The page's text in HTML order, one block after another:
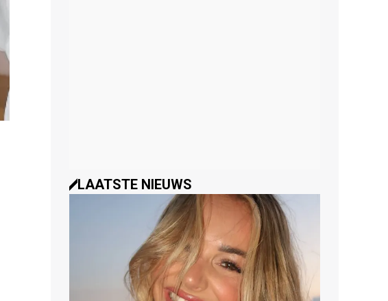
LAATSTE NIEUWS